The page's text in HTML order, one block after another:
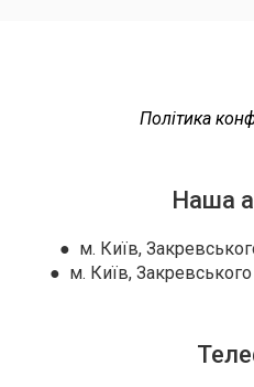
Політика
Наша
● м. Київ,
● м. Київ,